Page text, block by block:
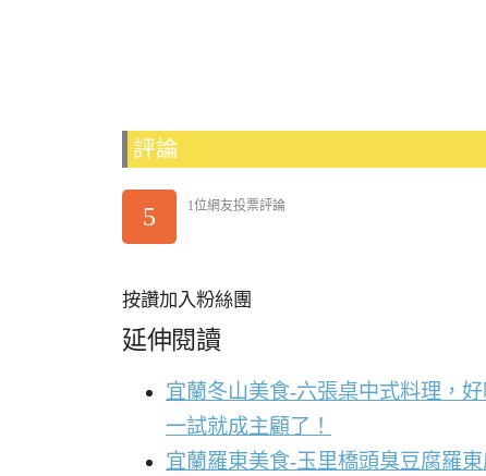
評論
5 1位網友投票評論
按讚加入粉絲團
延伸閱讀
宜蘭冬山美食-六張桌中式料理，
一試就成主顧了！
宜蘭羅東美食-玉里橋頭臭豆腐羅